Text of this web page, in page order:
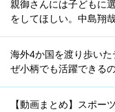
親御さんには子どもに
をしてほしい。中島翔
海外4か国を渡り歩い
ぜ小柄でも活躍できる
【動画まとめ】スポー